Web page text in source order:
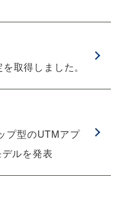
取得しました。
プ型のUTMアプ
ルを発表